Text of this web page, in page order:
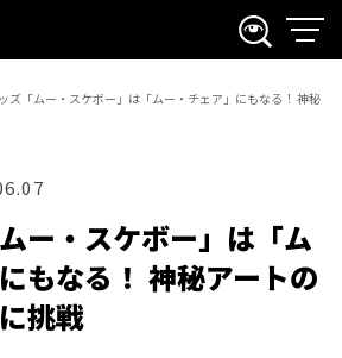
ズ「ムー・スケボー」は「ムー・チェア」にもなる！ 神秘
ー・スケボー」は「ム
もなる！ 神秘アートの
挑戦